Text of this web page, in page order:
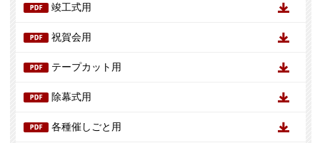
竣工式用
祝賀会用
テープカット用
除幕式用
各種催しごと用